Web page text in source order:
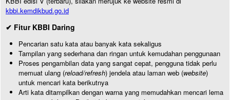
kbbi.kemdikbud.go.id
✔ Fitur KBBI Daring
Pencarian satu kata atau banyak kata sekaligus
Tampilan yang sederhana dan ringan untuk kemudahan penggunaan
Proses pengambilan data yang sangat cepat, pengguna tidak perlu
memuat ulang (reload/refresh) jendela atau laman web (website)
untuk mencari kata berikutnya
Arti kata ditampilkan dengan warna yang memudahkan mencari lema